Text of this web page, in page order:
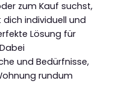
zum Kauf suchst,
individuell und
Lösung für
und Bedürfnisse,
rundum